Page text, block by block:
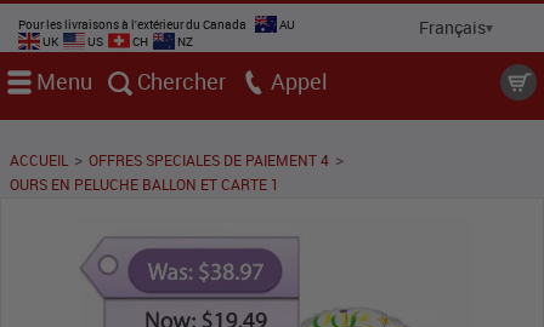
Pour les livraisons à l'extérieur du Canada
AU
UK
US CH NZ
Menu Chercher Appel
ACCUEIL > OFFRES SPECIALES DE PAIEMENT 4 >
OURS EN PELUCHE BALLON ET CARTE 1